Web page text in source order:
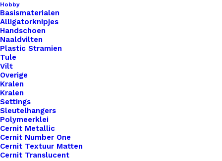
Hobby
Basismaterialen
Alligatorknipjes
Handschoen
Naaldvilten
Plastic Stramien
Tule
Vilt
Overige
Kralen
Kralen
Settings
Sleutelhangers
Polymeerklei
Cernit Metallic
Cernit Number One
Cernit Textuur Matten
Cernit Translucent
Welke letter wil je graag op je label?